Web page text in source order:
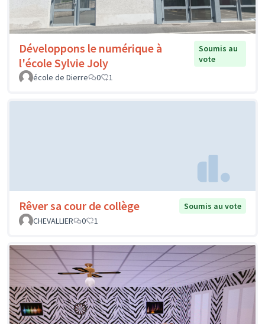
Développons le numérique à
l'école Sylvie Joly
Soumis au
vote
école de Dierre
0 1
Rêver sa cour de collège
Soumis au vote
CHEVALLIER
0 1